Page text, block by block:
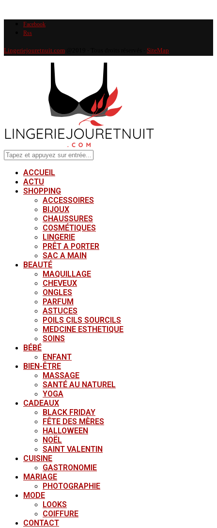
Facebook
Rss
Lingeriejouretnuit.com SiteMap
ACCUEIL
ACTU
SHOPPING
ACCESSOIRES
BIJOUX
CHAUSSURES
COSMÉTIQUES
LINGERIE
PRÊT A PORTER
SAC A MAIN
BEAUTÉ
MAQUILLAGE
CHEVEUX
ONGLES
PARFUM
ASTUCES
POILS CILS SOURCILS
MEDCINE ESTHETIQUE
SOINS
BÉBÉ
ENFANT
BIEN-ÊTRE
MASSAGE
SANTÉ AU NATUREL
YOGA
CADEAUX
BLACK FRIDAY
FÊTE DES MÈRES
HALLOWEEN
NOËL
SAINT VALENTIN
CUISINE
GASTRONOMIE
MARIAGE
PHOTOGRAPHIE
MODE
LOOKS
COIFFURE
CONTACT